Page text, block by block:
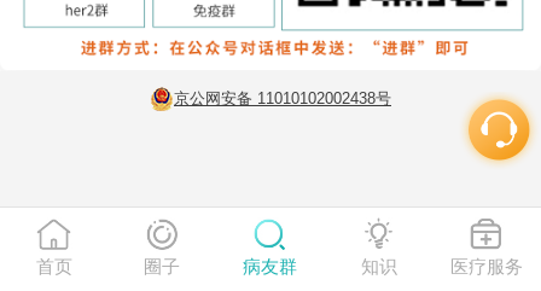
京公网安备 11010102002438号
首页 圈子 病友群 知识 医疗服务